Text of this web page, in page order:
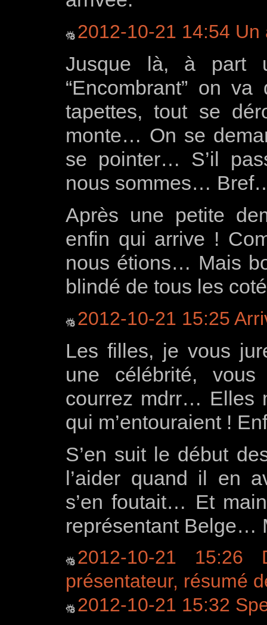
2012-10-21 14:54
Jusque là, à part
“Encombrant” on
tapettes, tout se
monte… On se
se pointer… S’il
nous sommes…
Après une petite
enfin qui arrive !
nous étions… Mais
blindé de tous les
2012-10-21 15:25
Les filles, je vous
une célébrité,
courrez mdrr… Elles
qui m’entouraient !
S’en suit le début
l’aider quand il en
s’en foutait… Et
représentant Belge…
2012-10-21
présentateur, résumé
2012-10-21 15:32